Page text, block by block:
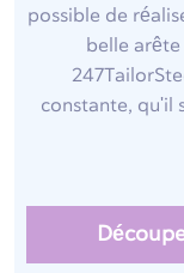
possible de
belle
constante, qu'il